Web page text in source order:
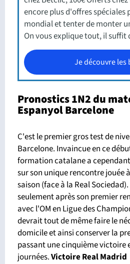
encore plus d'offres spéciales
mondial et tenter de monter
On vous explique tout, il suffit
Je découvre les
Pronostics 1N2 du
Espanyol Barcelone
C'est le premier gros test de
Barcelone. Invaincue en ce
formation catalane a
sur son unique rencontre jouée
saison (face à la Real
seulement après son premier
avec l'OM en Ligue des
devrait tout de même faire le
domicile et ainsi conserver la
passant une cinquième victoire
journées.Victoire Real Madrid